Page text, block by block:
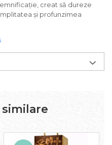
creat să dureze
și profunzimea